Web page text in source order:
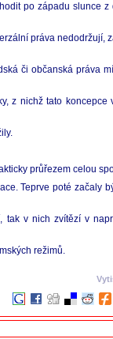
po západu slunce
práva nedodržují,
či občanská práva
z nichž tato koncepce
průřezem celou
Teprve poté začaly
tak v nich zvítězí v
režimů.